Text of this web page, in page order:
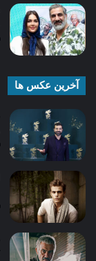
آخرین عکس ها